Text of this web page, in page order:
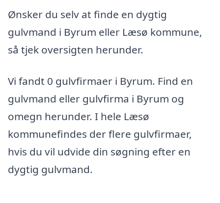
Ønsker du selv at finde en dygtig
gulvmand i Byrum eller Læsø kommune,
så tjek oversigten herunder.
Vi fandt 0 gulvfirmaer i Byrum. Find en
gulvmand eller gulvfirma i Byrum og
omegn herunder. I hele Læsø
kommunefindes der flere gulvfirmaer,
hvis du vil udvide din søgning efter en
dygtig gulvmand.